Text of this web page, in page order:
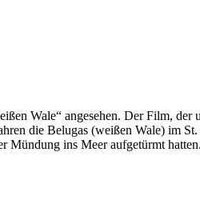
Wale“ angesehen. Der Film,
die Belugas (weißen Wale) im
Mündung ins Meer aufgetürmt